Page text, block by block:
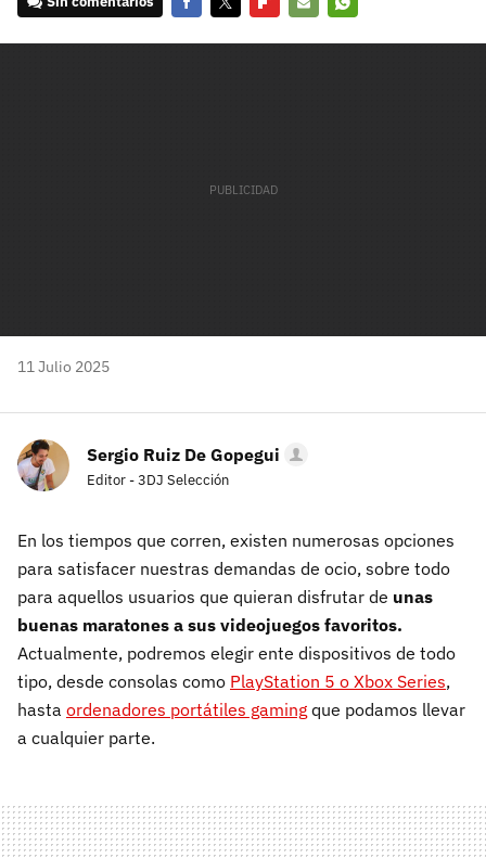
11 Julio 2025
Sergio Ruiz De Gopegui
Editor - 3DJ Selección
En los tiempos que corren, existen numerosas opciones
para satisfacer nuestras demandas de ocio, sobre todo
para aquellos usuarios que quieran disfrutar de unas
buenas maratones a sus videojuegos favoritos.
Actualmente, podremos elegir ente dispositivos de todo
tipo, desde consolas como PlayStation 5 o Xbox Series,
hasta ordenadores portátiles gaming que podamos llevar
a cualquier parte.